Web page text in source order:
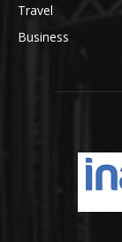
Travel
Business